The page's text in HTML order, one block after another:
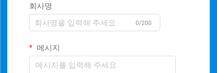
회사명
0/200
메시지